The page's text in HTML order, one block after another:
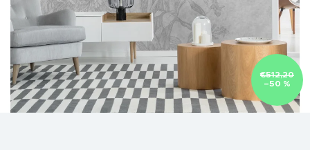
€512,20
–50 %